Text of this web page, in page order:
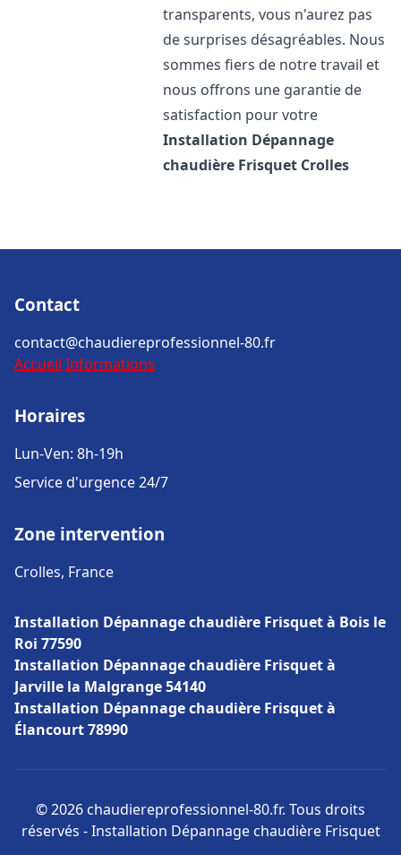
transparents, vous n'aurez pas
de surprises désagréables. Nous
sommes fiers de notre travail et
nous offrons une garantie de
satisfaction pour votre
Installation Dépannage
chaudière Frisquet Crolles
Contact
contact@chaudiereprofessionnel-80.fr
Accueil Informations
Horaires
Lun-Ven: 8h-19h
Service d'urgence 24/7
Zone intervention
Crolles, France
Installation Dépannage chaudière Frisquet à Bois le
Roi 77590
Installation Dépannage chaudière Frisquet à
Jarville la Malgrange 54140
Installation Dépannage chaudière Frisquet à
Élancourt 78990
© 2026 chaudiereprofessionnel-80.fr. Tous droits
réservés - Installation Dépannage chaudière Frisquet